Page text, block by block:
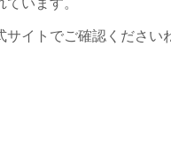
イトでご確認ください